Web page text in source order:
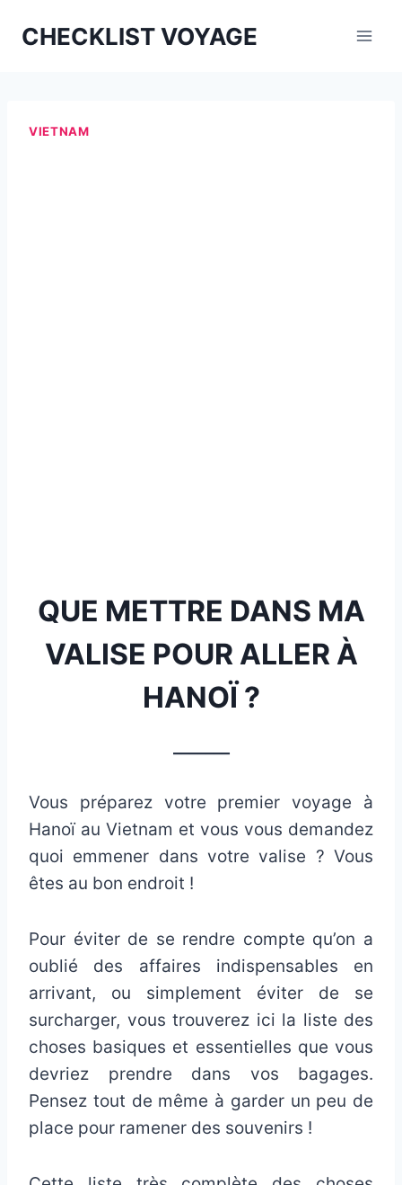
CHECKLIST VOYAGE
VIETNAM
QUE METTRE DANS MA
VALISE POUR ALLER À
HANOÏ ?
Vous préparez votre premier voyage à
Hanoï au Vietnam et vous vous demandez
quoi emmener dans votre valise ? Vous
êtes au bon endroit !
Pour éviter de se rendre compte qu’on a
oublié des affaires indispensables en
arrivant, ou simplement éviter de se
surcharger, vous trouverez ici la liste des
choses basiques et essentielles que vous
devriez prendre dans vos bagages.
Pensez tout de même à garder un peu de
place pour ramener des souvenirs !